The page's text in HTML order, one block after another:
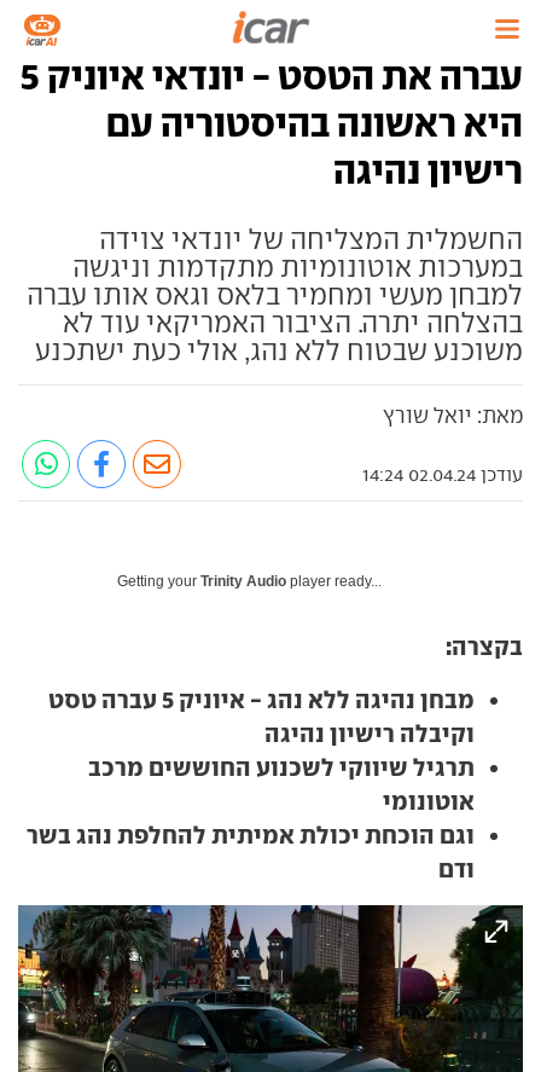
עברה את הטסט - יונדאי איוניק 5
היא ראשונה בהיסטוריה עם
רישיון נהיגה
החשמלית המצליחה של יונדאי צוידה
במערכות אוטונומיות מתקדמות וניגשה
למבחן מעשי ומחמיר בלאס וגאס אותו עברה
בהצלחה יתרה. הציבור האמריקאי עוד לא
משוכנע שבטוח ללא נהג, אולי כעת ישתכנע
מאת: יואל שורץ
עודכן 02.04.24 14:24
Getting your Trinity Audio player ready...
בקצרה:
מבחן נהיגה ללא נהג - איוניק 5 עברה טסט
וקיבלה רישיון נהיגה
תרגיל שיווקי לשכנוע החוששים מרכב
אוטונומי
וגם הוכחת יכולת אמיתית להחלפת נהג בשר
ודם